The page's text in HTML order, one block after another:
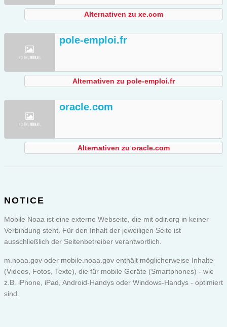
Alternativen zu xe.com
pole-emploi.fr
Alternativen zu pole-emploi.fr
oracle.com
Alternativen zu oracle.com
NOTICE
Mobile Noaa ist eine externe Webseite, die mit odir.org in keiner
Verbindung steht. Für den Inhalt der jeweiligen Seite ist
ausschließlich der Seitenbetreiber verantwortlich.
m.noaa.gov oder mobile.noaa.gov enthält möglicherweise Inhalte
(Videos, Fotos, Texte), die für mobile Geräte (Smartphones) - wie
z.B. iPhone, iPad, Android-Handys oder Windows-Handys - optimiert
sind.